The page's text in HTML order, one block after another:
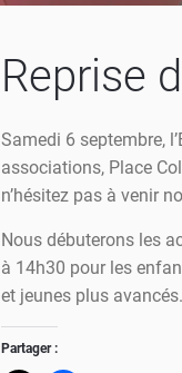
Reprise
Samedi 6 septembre,
associations, Place
n’hésitez pas à venir
Nous débuterons les
à 14h30 pour les
et jeunes plus avancés.
Partager :